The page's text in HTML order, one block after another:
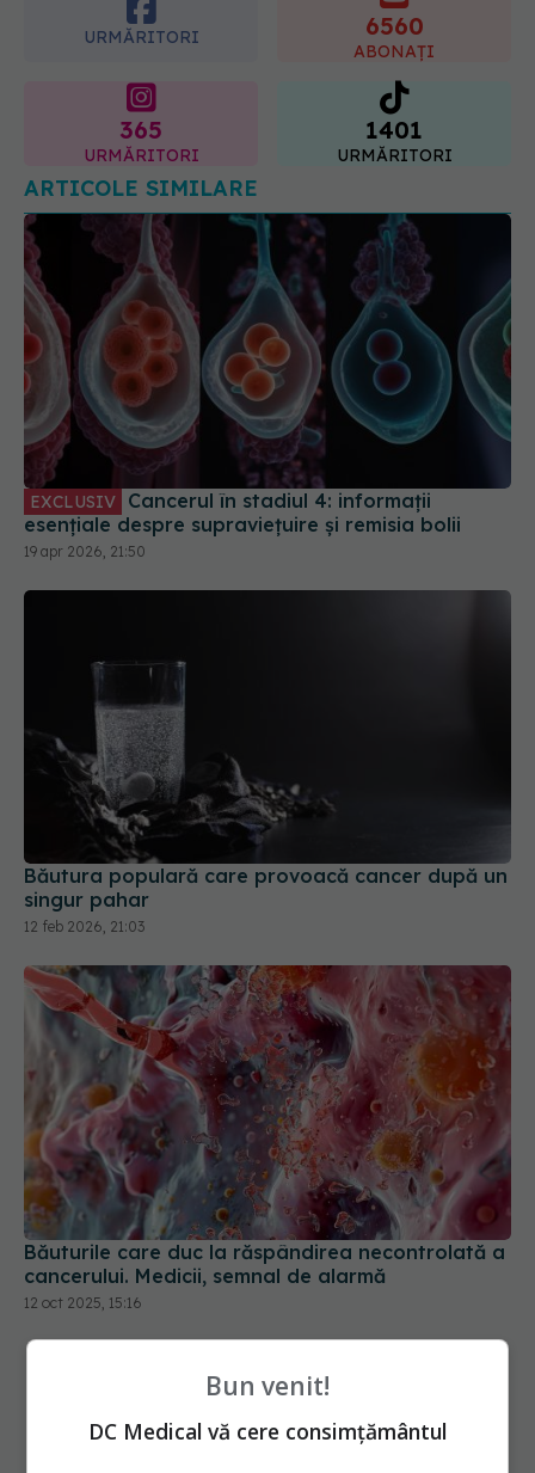
URMĂRITORI 6560
ABONAȚI
365
URMĂRITORI
1401
URMĂRITORI
ARTICOLE SIMILARE
EXCLUSIV
esențiale despre supraviețuire și remisia bolii
19 apr 2026, 21:50
Băutura populară care provoacă cancer după un
singur pahar
12 feb 2026, 21:03
Băuturile care duc la răspândirea necontrolată a
cancerului. Medicii, semnal de alarmă
12 oct 2025, 15:16
Bun venit!
DC Medical vă cere consimțământul